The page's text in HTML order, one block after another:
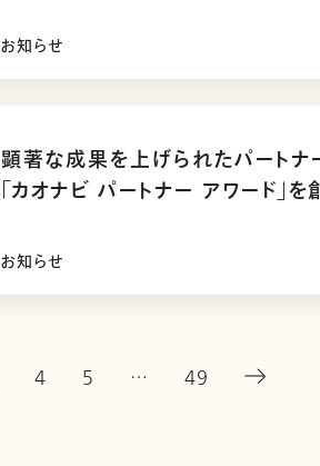
お知らせ
顕著な成果を上げられたパートナ
「カオナビ パートナー アワード」を
お知らせ
4 5 … 49